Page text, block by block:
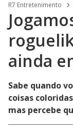
R7 Entretenimento
ainda
Sabe quando
coisas
mas percebe